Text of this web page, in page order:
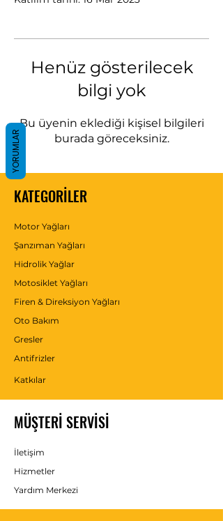
Henüz gösterilecek
bilgi yok
Bu üyenin eklediği kişisel bilgileri
burada göreceksiniz.
KATEGORİLER
Motor Yağları
Şanzıman Yağları
Hidrolik Yağlar
Motosiklet Yağları
Firen & Direksiyon Yağları
Oto Bakım
Gresler
Antifrizler
Katkılar
MÜŞTERİ SERVİSİ
İletişim
Hizmetler
Yardım Merkezi
YORUMLAR